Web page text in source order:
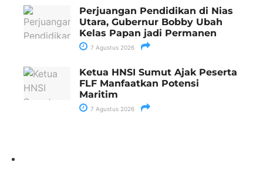
Perjuangan Pendidikan di Nias
Utara, Gubernur Bobby Ubah
Kelas Papan jadi Permanen
7 Agustus 2026
Ketua HNSI Sumut Ajak Peserta
FLF Manfaatkan Potensi
Maritim
7 Agustus 2026